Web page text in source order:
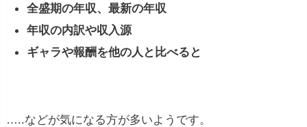
全盛期の年収、最新の年収
年収の内訳や収入源
ギャラや報酬を他の人と比べると
…..などが気になる方が多いようです。